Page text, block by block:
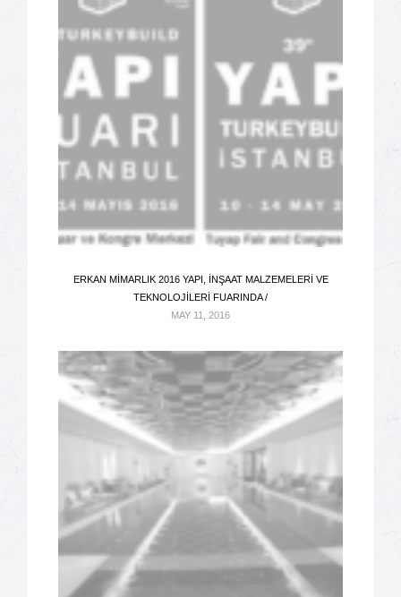
ERKAN MIMARLIK 2016 YAPI, İNŞAAT MALZEMELERI VE
TEKNOLOJILERI FUARINDA /
MAY 11, 2016